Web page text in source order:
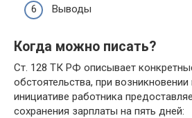
Выводы
Когда можно писать?
Ст. 128 ТК РФ описывает
обстоятельства, при
инициативе работника
сохранения зарплаты на пять дней: